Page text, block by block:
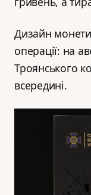
Дизайн
операції: на
Троянського
всередині.